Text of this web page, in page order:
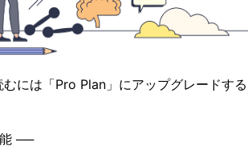
には「Pro Plan」にアップグレードする
──